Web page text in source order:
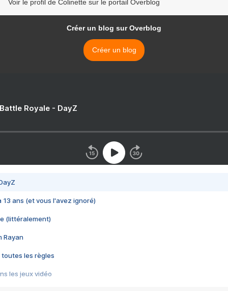
Voir le profil de Colinette sur le portail Overblog
Créer un blog sur Overblog
Créer un blog
Royale - DayZ
13 ans (et vous l'avez ignoré)
(littéralement)
Rayan
toutes les règles
les jeux vidéo